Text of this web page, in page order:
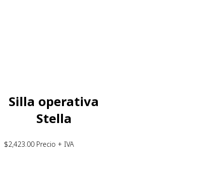
Silla operativa
Stella
$2,423.00 Precio + IVA